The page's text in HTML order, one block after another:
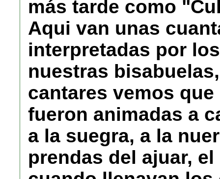
más tarde como
Aqui van unas
interpretadas por
nuestras
cantares vemos
fueron animadas a
a la suegra, a la
prendas del ajuar,